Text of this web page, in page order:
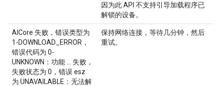
因为此 API 不支持引导加载程序已
解锁的设备。
AICore 失败，错误类型为
1-DOWNLOAD_ERROR，
错误代码为 0-
UNKNOWN：功能 ... 失败，
失败状态为 0，错误 esz
为 UNAVAILABLE：无法解
保持网络连接，等待几分钟，然后
重试。